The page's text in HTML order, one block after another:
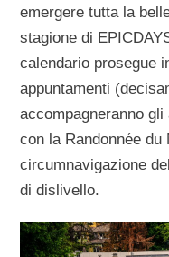
emergere tutta la
stagione di
calendario prosegue
appuntamenti
accompagneranno
con la Randonnée du
circumnavigazione
di dislivello.